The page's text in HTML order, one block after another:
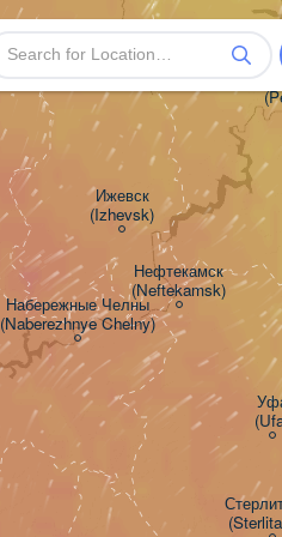
Ижевск
(Izhevsk)
Нефтекамск
(Neftekamsk)
Набережные Челны
(Naberezhnye Chelny)